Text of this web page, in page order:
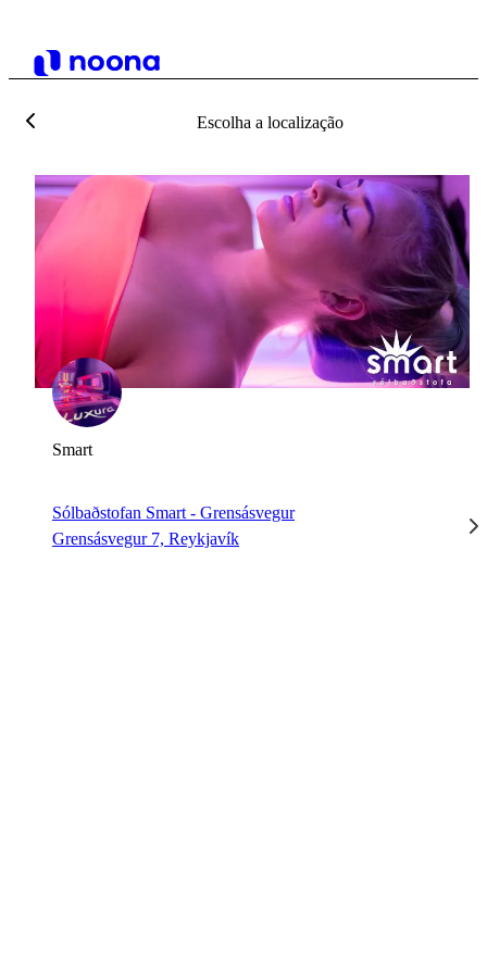
Escolha a localização
Smart
Sólbaðstofan Smart - Grensásvegur
Grensásvegur 7, Reykjavík